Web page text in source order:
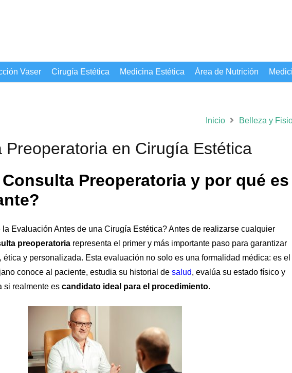
Vaser Cirugía Estética Medicina Estética Área de Nutrición
Inicio Belleza y
Preoperatoria en Cirugía Estética
Preoperatoria y por qué es
la Evaluación Antes de una Cirugía Estética? Antes de realizarse cualquier
preoperatoria representa el primer y más importante paso para garantizar
ética y personalizada. Esta evaluación no solo es una formalidad médica: es el
conoce al paciente, estudia su historial de salud, evalúa su estado físico y
si realmente es candidato ideal para el procedimiento.